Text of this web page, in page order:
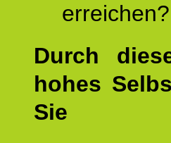
erreichen?
Durch
hohes
Sie